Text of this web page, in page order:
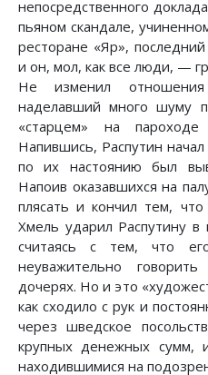
непосредственного
пьяном скандале,
ресторане «Яр»,
и он, мол, как все люди, —
Не изменил
наделавший много шуму
«старцем» на
Напившись, Распутин
по их настоянию был
Напоив оказавшихся на
плясать и кончил тем,
Хмель ударил Распутину в
считаясь с тем, что
неуважительно
дочерях. Но и это
как сходило с рук и
через шведское
крупных денежных сумм,
находившимися на